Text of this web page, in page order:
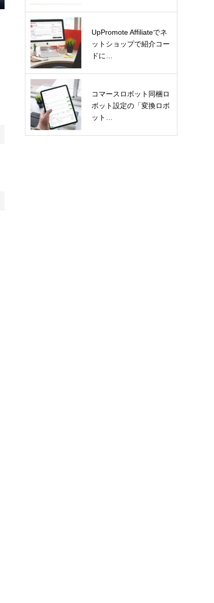
UpPromote Affiliateでネ
ットショップで紹介コー
ドに…
コマースロボット同梱ロ
ボット設定の「変換ロボ
ット…